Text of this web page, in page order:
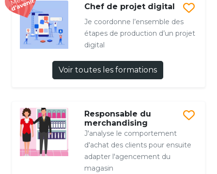
Chef de projet digital
Je coordonne l’ensemble des
étapes de production d’un projet
digital
Voir toutes les formations
Responsable du
merchandising
J'analyse le comportement
d'achat des clients pour ensuite
adapter l'agencement du
magasin